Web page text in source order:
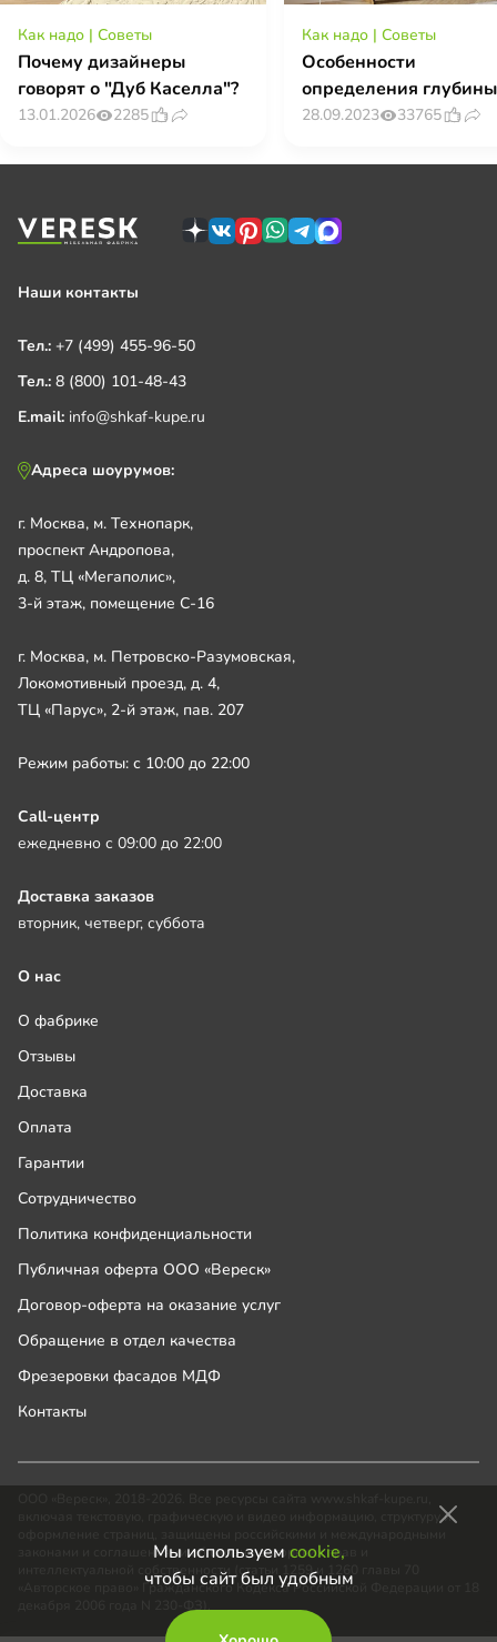
Как надо | Советы
Почему дизайнеры
говорят о "Дуб Каселла"?
13.01.2026 2285
Как надо | Советы
Особенности
определения
зависимости от типа
28.09.2023 33765
Мы используем cookie,
чтобы сайт был удобным
Наши контакты
Тел.: +7 (499) 455-96-50
Тел.: 8 (800) 101-48-43
E.mail: info@shkaf-kupe.ru
Адреса шоурумов:
г. Москва, м. Технопарк,
проспект Андропова,
д. 8, ТЦ «Мегаполис»,
3-й этаж, помещение С-16
г. Москва, м. Петровско-Разумовская,
Локомотивный проезд, д. 4,
ТЦ «Парус», 2-й этаж, пав. 207
Режим работы: с 10:00 до 22:00
Call-центр
ежедневно с 09:00 до 22:00
Доставка заказов
вторник, четверг, суббота
О нас
О фабрике
Отзывы
Доставка
Оплата
Гарантии
Сотрудничество
Политика конфиденциальности
Публичная оферта ООО «Вереск»
Договор-оферта на оказание услуг
Обращение в отдел качества
Фрезеровки фасадов МДФ
Контакты
включая текстовую, графическую и видео информацию, структуру и
законами и соглашениями об охране авторских прав и
интеллектуальной собственности (статьи 1259 и 1260 главы 70
«Авторское право» Гражданского Кодекса Российской Федерации от 18